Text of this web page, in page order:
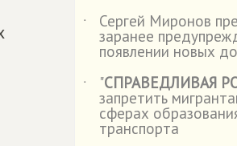
˙
Сергей Миронов
заранее
появлении новых
˙
"СПРАВЕДЛИВАЯ
запретить
сферах
транспорта